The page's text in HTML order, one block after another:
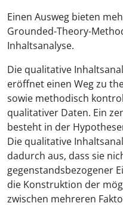
Einen Ausweg bieten
Grounded-Theory-
Inhaltsanalyse.
Die qualitative
eröffnet einen Weg zu
sowie methodisch
qualitativer Daten. Ein
besteht in der
Die qualitative
dadurch aus, dass sie
gegenstandsbezogener
die Konstruktion der
zwischen mehreren